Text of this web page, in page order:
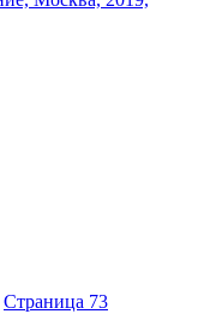
Страница 73